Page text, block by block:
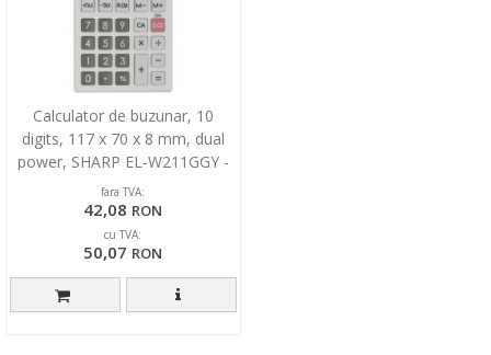
Calculator de buzunar, 10
digits, 117 x 70 x 8 mm, dual
power, SHARP EL-W211GGY -
gri
fara TVA:
42,08 RON
cu TVA:
50,07 RON